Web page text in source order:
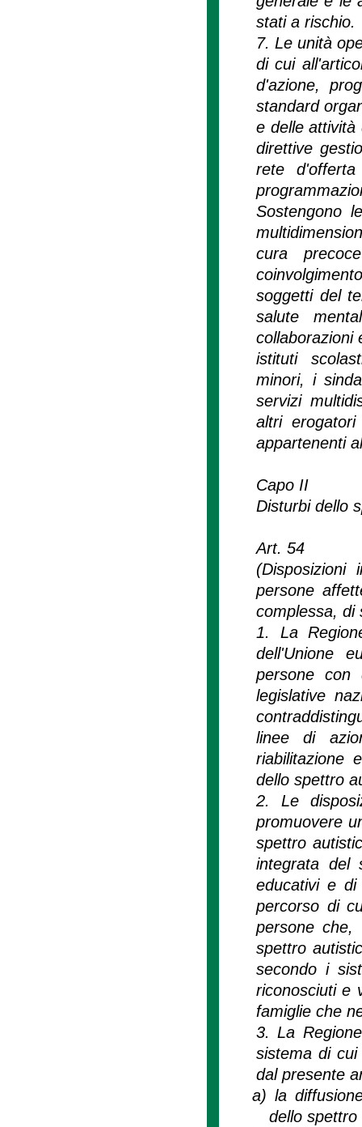
stati a rischio.
7. Le unità
di cui
d'azione,
standard
e delle attività
direttive
rete
Sostengono
cura
soggetti del
salute
collaborazioni
istituti
minori, i
servizi
altri
appartenenti
Capo II
Disturbi dello
Art. 54
(Disposizioni
persone
complessa, di
1. La
dell'Unione
persone con
legislative
linee di
riabilitazione
dello spettro
2. Le
promuovere
spettro
integrata del
educativi e
percorso di
persone
spettro
secondo i
riconosciuti e
famiglie che
3. La
sistema di
dal presente
a)la
dello spettro